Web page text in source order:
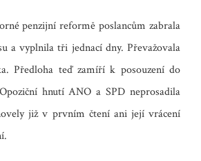
penzijní reformě poslancům zabrala
a vyplnila tři jednací dny. Převažovala
Předloha teď zamíří k posouzení do
hnutí ANO a SPD neprosadila
již v prvním čtení ani její vrácení